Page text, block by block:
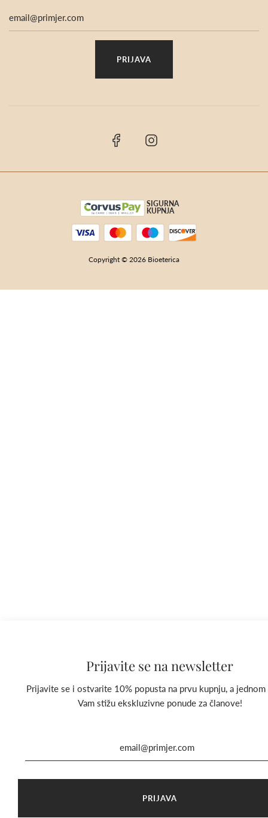
SIGURNA
KUPNJA
Copyright © 2026 Bioeterica
Prijavite se na newsletter
Prijavite se i ostvarite 10% popusta na prvu kupnju, a
Vam stižu ekskluzivne ponude za članove!